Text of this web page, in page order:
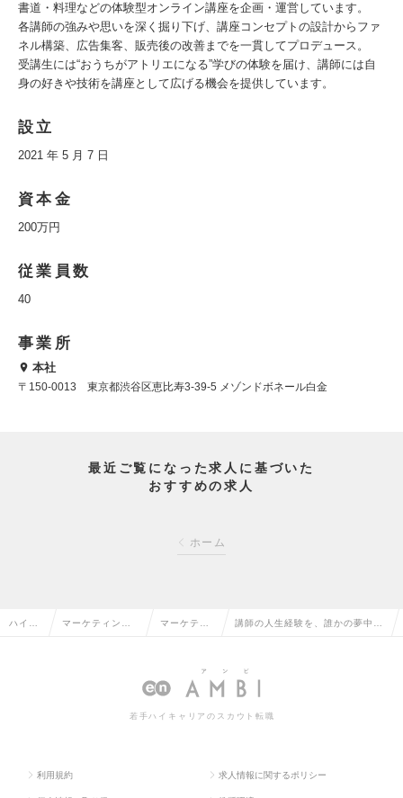
書道・料理などの体験型オンライン講座を企画・運営しています。
各講師の強みや思いを深く掘り下げ、講座コンセプトの設計からファ
ネル構築、広告集客、販売後の改善までを一貫してプロデュース。
受講生には“おうちがアトリエになる”学びの体験を届け、講師には自
身の好きや技術を講座として広げる機会を提供しています。
設立
2021 年 5 月 7 日
資本金
200万円
従業員数
40
事業所
本社
〒150-0013 東京都渋谷区恵比寿3-39-5 メゾンドボネール白金
最近ご覧になった求人に基づいた
おすすめの求人
ホーム
ハイク マーケティン マーケティ
企画の転職
講師の人生経験を、誰かの夢中に
ューサー募集の求人情報
若手ハイキャリアのスカウト転職
利用規約 求人情報に関するポリシー